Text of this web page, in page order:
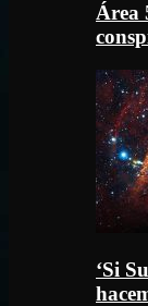
Área
‘Si